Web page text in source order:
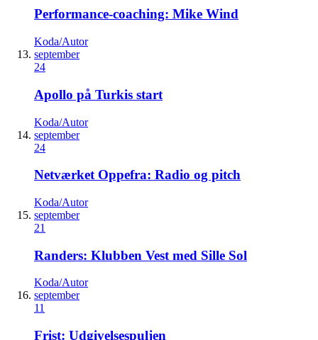
Performance-coaching: Mike Wind
Koda/Autor
september
24
Apollo på Turkis start
Koda/Autor
september
24
Netværket Oppefra: Radio og pitch
Koda/Autor
september
21
Randers: Klubben Vest med Sille Sol
Koda/Autor
september
11
Frist: Udgivelsespuljen